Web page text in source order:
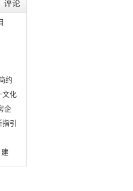
评论
约
文化
企
引
建